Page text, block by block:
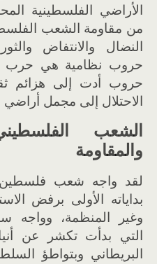
الأراضي الفلسطينية
من مقاومة الشعب
النضال والانتفاض
حروب نظامية هي حرب
حروب أدت إلى هزائم
الاحتلال إلى مجمل
الشعب
والمقاومة
لقد واجه شعب فلسطين
بداياته الأولى برفض
وغير المنظمة، وواجه
التي بدأت تكشر عن
البريطاني وبتواطؤ